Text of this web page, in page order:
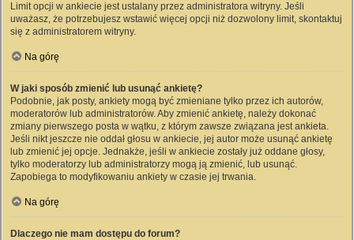
Limit opcji w ankiecie jest ustalany przez administratora witryny. Jeśli
uważasz, że potrzebujesz wstawić więcej opcji niż dozwolony limit, skontaktuj
się z administratorem witryny.
Na górę
W jaki sposób zmienić lub usunąć ankietę?
Podobnie, jak posty, ankiety mogą być zmieniane tylko przez ich autorów,
moderatorów lub administratorów. Aby zmienić ankietę, należy dokonać
zmiany pierwszego posta w wątku, z którym zawsze związana jest ankieta.
Jeśli nikt jeszcze nie oddał głosu w ankiecie, jej autor może usunąć ankietę
lub zmienić jej opcje. Jednakże, jeśli w ankiecie zostały już oddane głosy,
tylko moderatorzy lub administratorzy mogą ją zmienić, lub usunąć.
Zapobiega to modyfikowaniu ankiety w czasie jej trwania.
Na górę
Dlaczego nie mam dostępu do forum?